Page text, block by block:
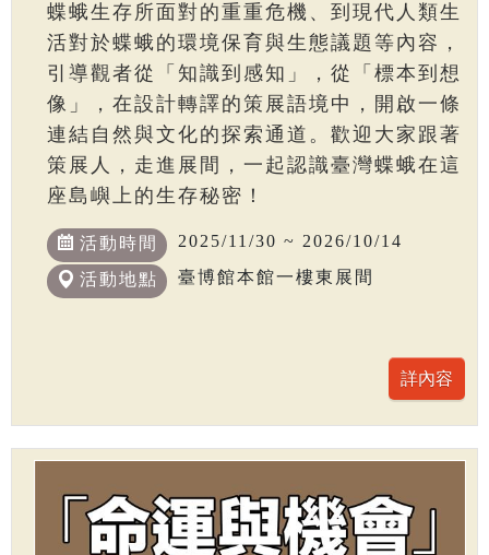
蝶蛾生存所面對的重重危機、到現代人類生
活對於蝶蛾的環境保育與生態議題等內容，
引導觀者從「知識到感知」，從「標本到想
像」，在設計轉譯的策展語境中，開啟一條
連結自然與文化的探索通道。歡迎大家跟著
策展人，走進展間，一起認識臺灣蝶蛾在這
座島嶼上的生存秘密！
活動時間 2025/11/30 ~ 2026/10/14
活動地點 臺博館本館一樓東展間